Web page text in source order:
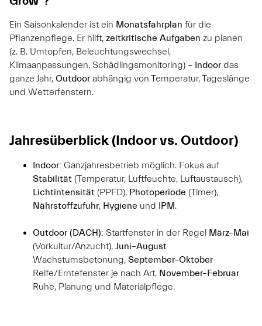
Ein Saisonkalender ist ein Monatsfahrplan für die
Pflanzenpflege. Er hilft, zeitkritische Aufgaben zu planen
(z. B. Umtopfen, Beleuchtungswechsel,
Klimaanpassungen, Schädlingsmonitoring) – Indoor das
ganze Jahr, Outdoor abhängig von Temperatur, Tageslänge
und Wetterfenstern.
Jahresüberblick (Indoor vs. Outdoor)
Indoor: Ganzjahresbetrieb möglich. Fokus auf
Stabilität (Temperatur, Luftfeuchte, Luftaustausch),
Lichtintensität (PPFD), Photoperiode (Timer),
Nährstoffzufuhr, Hygiene und IPM.
Outdoor (DACH): Startfenster in der Regel März–Mai
(Vorkultur/Anzucht), Juni–August
Wachstumsbetonung, September–Oktober
Reife/Erntefenster je nach Art, November–Februar
Ruhe, Planung und Materialpflege.